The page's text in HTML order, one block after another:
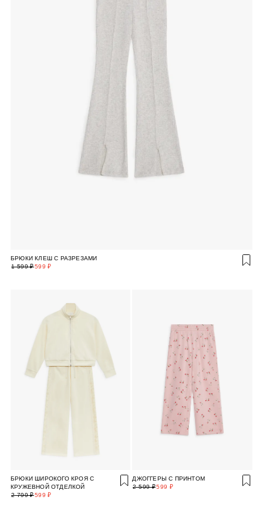
БРЮКИ КЛЕШ С РАЗРЕЗАМИ
599 ₽
1 599 ₽
БРЮКИ ШИРОКОГО КРОЯ С
КРУЖЕВНОЙ ОТДЕЛКОЙ
599 ₽
2 799 ₽
ДЖОГГЕРЫ С ПРИНТОМ
599 ₽
2 599 ₽